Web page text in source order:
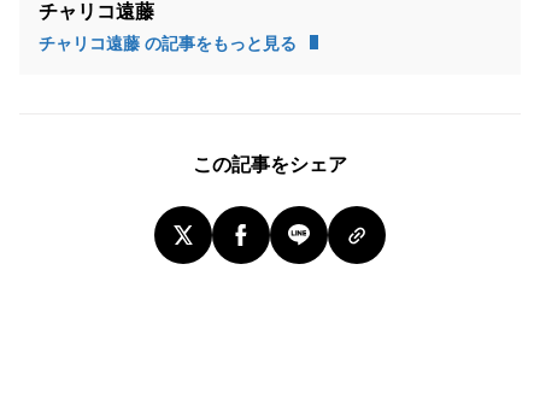
チャリコ遠藤
チャリコ遠藤 の記事をもっと見る
この記事をシェア